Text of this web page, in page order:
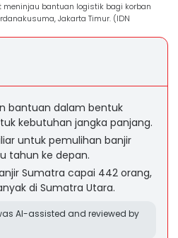
meninjau bantuan logistik bagi korban
Jakarta Timur. (IDN
bantuan dalam bentuk
kebutuhan jangka panjang.
untuk pemulihan banjir
tahun ke depan.
Sumatra capai 442 orang,
di Sumatra Utara.
AI-assisted and reviewed by